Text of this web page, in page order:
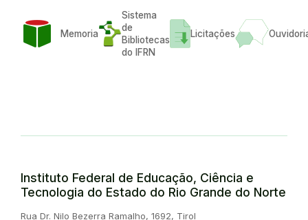
Memoria
Sistema
de
Bibliotecas
do IFRN
Licitações
Instituto Federal de Educação, Ciência e
Tecnologia do Estado do Rio Grande do Norte
Endereço:
Rua Dr. Nilo Bezerra Ramalho, 1692, Tirol